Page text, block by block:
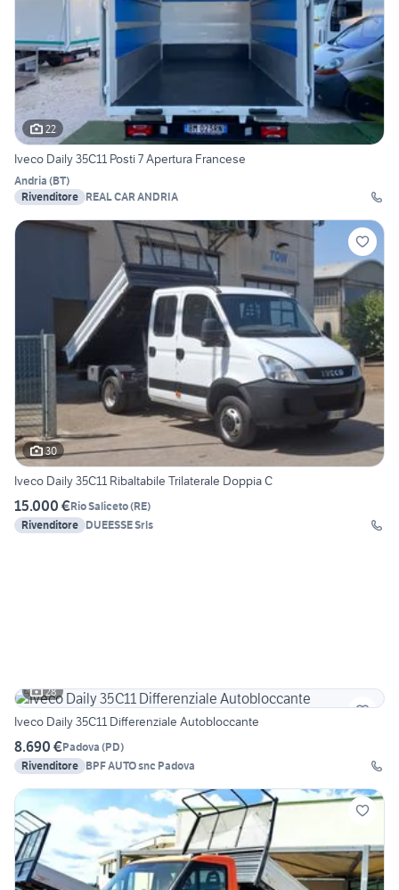
22
Iveco Daily 35C11 Posti 7 Apertura Francese
Andria (BT)
Rivenditore REAL CAR ANDRIA
30
Iveco Daily 35C11 Ribaltabile Trilaterale Doppia C
15.000 €Rio Saliceto(RE)
Rivenditore DUEESSE Srls
28
Iveco Daily 35C11 Differenziale Autobloccante
8.690 €Padova (PD)
Rivenditore
BPF AUTO snc Padova